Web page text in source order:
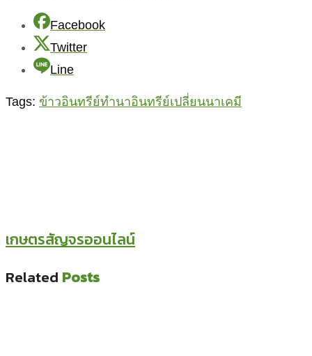
Facebook
Twitter
Line
Tags: ข้าวอินทรีย์ทำนาอินทรีย์เปลี่ยนนาเคมี
เกษตรสัญจรออนไลน์
Related Posts